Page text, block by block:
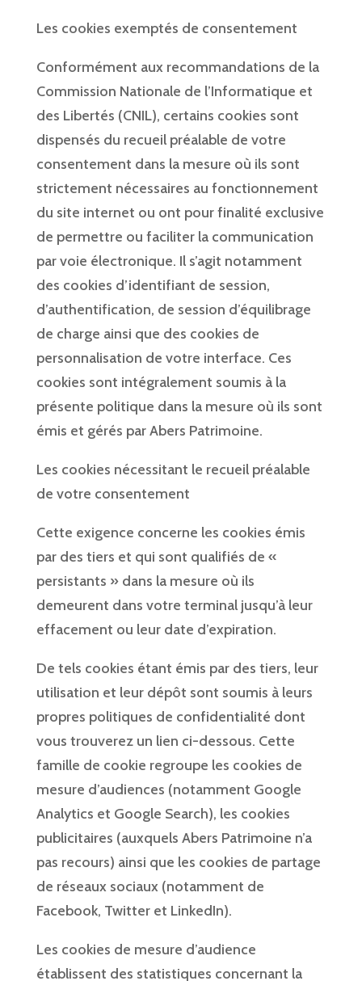
Les cookies exemptés de consentement
Conformément aux recommandations de la
Commission Nationale de l’Informatique et
des Libertés (CNIL), certains cookies sont
dispensés du recueil préalable de votre
consentement dans la mesure où ils sont
strictement nécessaires au fonctionnement
du site internet ou ont pour finalité exclusive
de permettre ou faciliter la communication
par voie électronique. Il s’agit notamment
des cookies d’identifiant de session,
d’authentification, de session d’équilibrage
de charge ainsi que des cookies de
personnalisation de votre interface. Ces
cookies sont intégralement soumis à la
présente politique dans la mesure où ils sont
émis et gérés par Abers Patrimoine.
Les cookies nécessitant le recueil préalable
de votre consentement
Cette exigence concerne les cookies émis
par des tiers et qui sont qualifiés de «
persistants » dans la mesure où ils
demeurent dans votre terminal jusqu’à leur
effacement ou leur date d’expiration.
De tels cookies étant émis par des tiers, leur
utilisation et leur dépôt sont soumis à leurs
propres politiques de confidentialité dont
vous trouverez un lien ci-dessous. Cette
famille de cookie regroupe les cookies de
mesure d’audiences (notamment Google
Analytics et Google Search), les cookies
publicitaires (auxquels Abers Patrimoine n’a
pas recours) ainsi que les cookies de partage
de réseaux sociaux (notamment de
Facebook, Twitter et LinkedIn).
Les cookies de mesure d’audience
établissent des statistiques concernant la